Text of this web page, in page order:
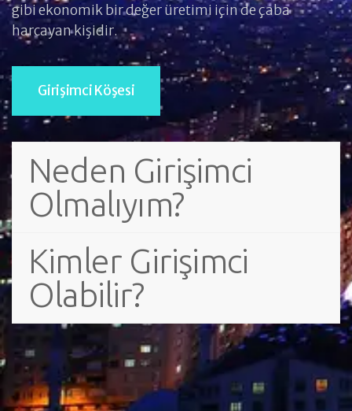
gibi ekonomik bir değer üretimi için de çaba
harcayan kişidir.
Girişimci Köşesi
Neden Girişimci
Olmalıyım?
Kimler Girişimci
Olabilir?